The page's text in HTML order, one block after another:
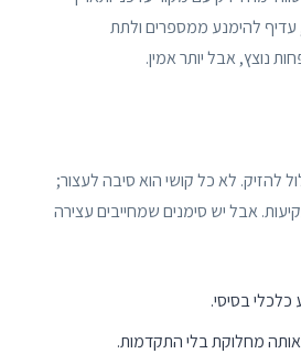
עדיף להימנע ממספרים ולתת
נוצץ, אבל יותר אמין.
להזיק. לא כל קושי הוא סיבה לעצור;
אבל יש סימנים שמחייבים עצירה
בסיסי.
מחלוקת בלי התקדמות.